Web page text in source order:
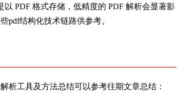
PDF 格式存储，低精度的 PDF 解析会显著影
pdf结构化技术链路供参考。
析工具及方法总结可以参考往期文章总结：